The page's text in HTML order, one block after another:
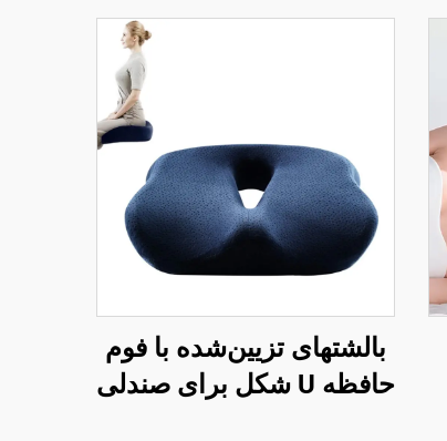
بالشتهای تزیین‌شده با فوم
حافظه U شکل برای صندلی